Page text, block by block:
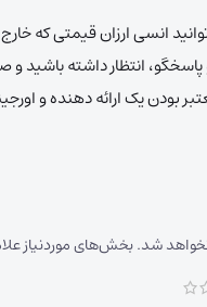
انسی ارزان قیمتی که خارج
انتظار داشته باشید و
بودن یک ارائه دهنده و
شد.بخش‌های موردنیاز